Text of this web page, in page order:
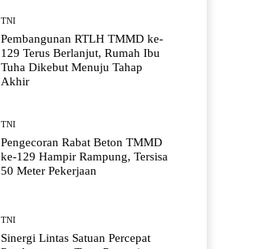
TNI
Pembangunan RTLH TMMD ke-
129 Terus Berlanjut, Rumah Ibu
Tuha Dikebut Menuju Tahap
Akhir
TNI
Pengecoran Rabat Beton TMMD
ke-129 Hampir Rampung, Tersisa
50 Meter Pekerjaan
TNI
Sinergi Lintas Satuan Percepat